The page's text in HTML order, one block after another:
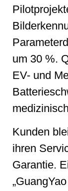
um 30 %.
EV- und
Kunden
ihren
Garantie.